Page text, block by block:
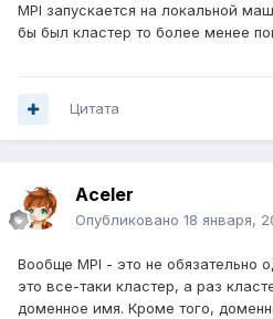
MPI запускается на локальной
бы был кластер то более менее
Цитата
Aceler
Опубликовано 18 января,
Вообще MPI - это не обязательно
это все-таки кластер, а раз
доменное имя. Кроме того,